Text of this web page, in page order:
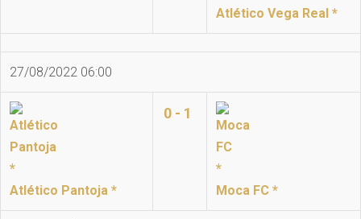
Atlético Vega Real *
27/08/2022 06:00
Atlético Pantoja *
0 - 1
Moca FC *